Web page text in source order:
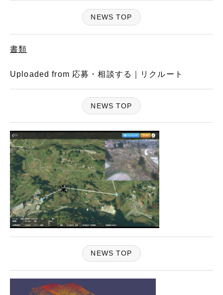
NEWS TOP
書類
Uploaded from 応募・相談する｜リクルート
NEWS TOP
NEWS TOP